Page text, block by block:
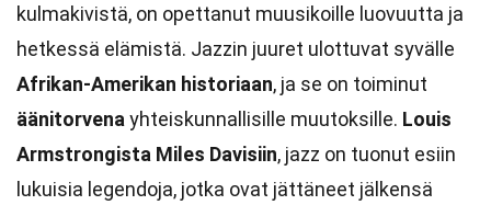
kulmakivistä, on opettanut muusikoille luovuutta ja
hetkessä elämistä. Jazzin juuret ulottuvat syvälle
Afrikan-Amerikan historiaan, ja se on toiminut
äänitorvena yhteiskunnallisille muutoksille. Louis
Armstrongista Miles Davisiin, jazz on tuonut esiin
lukuisia legendoja, jotka ovat jättäneet jälkensä